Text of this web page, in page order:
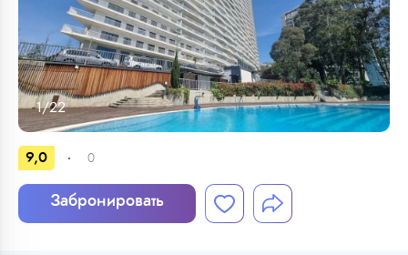
1/22
9,0 0
Забронировать